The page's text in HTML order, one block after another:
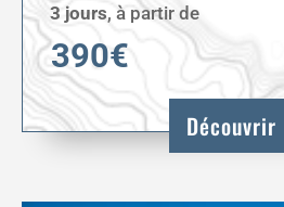
3 jours, à partir de
390€
Découvrir